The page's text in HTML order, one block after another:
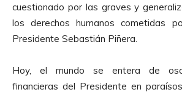
cuestionado por las graves y
los derechos humanos cometidas
Presidente Sebastián Piñera.
Hoy, el mundo se entera de
financieras del Presidente en